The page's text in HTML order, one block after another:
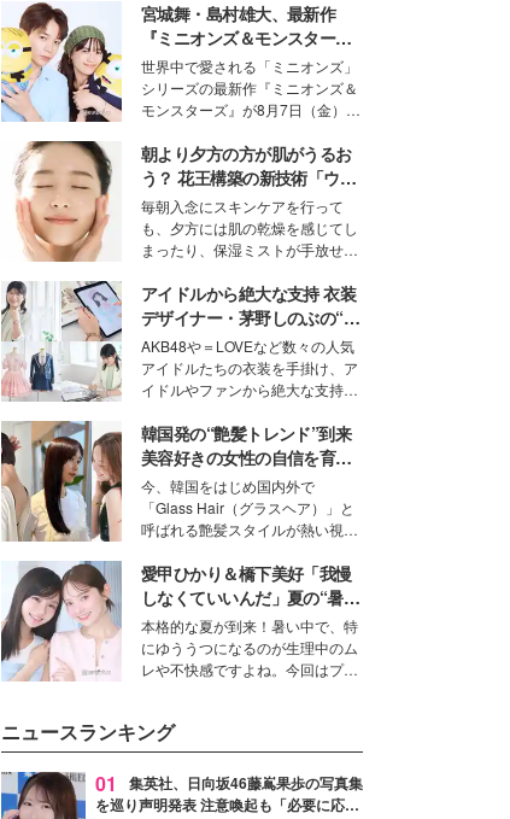
宮城舞・島村雄大、最新作
『ミニオンズ＆モンスター
ズ』の魅力熱弁 ハチャメチャ
だけじゃない“友情と絆”に感
動
世界中で愛される「ミニオンズ」
シリーズの最新作『ミニオンズ＆
モンスターズ』が8月7日（金）に
ニオン好き”という共通点を持つモ
デルの宮城舞と島村雄大の特別対
談をお届け！それぞれの視点か
ら、今作ならではの魅力や予想外
の感動をもたらす奥深いストーリ
ーについて熱く語り合ってもらっ
た。
朝より夕方の方が肌がうるお
う？ 花王構築の新技術「ウォ
ーターキャプチャリングスキ
ン（捕水肌）」がスキンケア
の常識を変える予感
毎朝入念にスキンケアを行って
も、夕方には肌の乾燥を感じてし
まったり、保湿ミストが手放せな
な美容の常識を大きく変える可能
性を秘めた、革新的な「Water
Capturing Skin（ウォーターキャ
プチャリングスキン：捕水肌）」
技術を、花王が構築した。
アイドルから絶大な支持 衣装
デザイナー・茅野しのぶの“可
愛い”を作る美学＜「シチズン
クロスシー」インタビュー＞
AKB48や＝LOVEなど数々の人気
アイドルたちの衣装を手掛け、ア
イドルやファンから絶大な支持を
取締役兼クリエイティブディレク
ター・茅野しのぶ。一人ひとりの
個性に寄り添い、魅力を引き出す
衣装作りは、多くの女性たちに勇
気と自信を与え続けている。
韓国発の“艶髪トレンド”到来
美容好きの女性の自信を育む
「ヘアケア事情」って？
今、韓国をはじめ国内外で
「Glass Hair（グラスヘア）」と
呼ばれる艶髪スタイルが熱い視線
ションの完成度を高めるベースと
して、“髪そのものの美しさ”に改
めて注目する人が増えている様
子。今回は、そんな憧れの艶やか
な髪を日常で叶える、美容好きの
女性たちのヘアケア事情を紹介し
愛甲ひかり＆橋下美好「我慢
しなくていいんだ」夏の“暑さ
対策”の新しい選択肢とは？
本格的な夏が到来！暑い中で、特
にゆううつになるのが生理中のム
レや不快感ですよね。今回はプラ
好さんを迎えて本音で女子会トー
ク。猛暑のお出かけを快適に過ご
すヒントや、2人が感動した夏の
生理の新常識にも迫りました。
ニュースランキング
01
集英社、日向坂46藤嶌果歩の写真集
を巡り声明発表 注意喚起も「必要に応じ